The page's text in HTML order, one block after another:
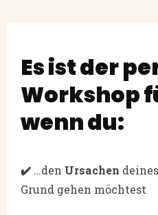
Es ist der
Workshop
wenn du:
✔️ …den Ursachen
Grund gehen möchtest